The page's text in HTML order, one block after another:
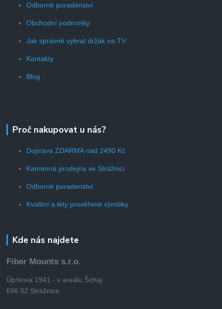
Odborné poradenství
Obchodní podmínky
Jak správně vybrat držák na TV
Kontakty
Blog
Proč nakupovat u nás?
Doprava ZDARMA nad 2490 Kč
Kamenná prodejna ve Strážnici
Odborné poradenství
Kvalitní a léty prověřené výrobky
Kde nás najdete
Fiber Mounts s.r.o.
Úprkova 1941 - v areálu Šohaj
696 62 Strážnice